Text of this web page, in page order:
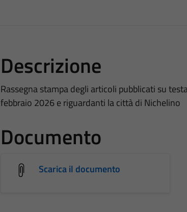
Descrizione
Rassegna stampa degli articoli pubblicati su
febbraio 2026 e riguardanti la città di Nichelino
Documento
Scarica il documento